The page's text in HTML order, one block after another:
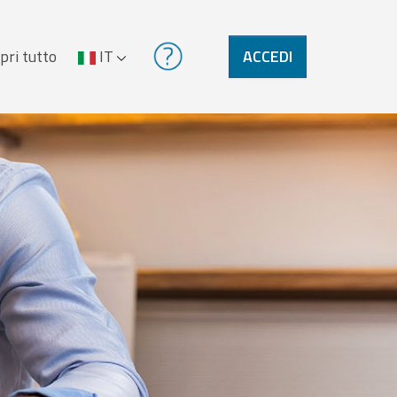
tutto IT ACCEDI